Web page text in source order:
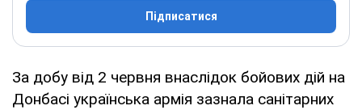
Підписатися
За добу від 2 червня внаслідок бойових дій на
Донбасі українська армія зазнала санітарних